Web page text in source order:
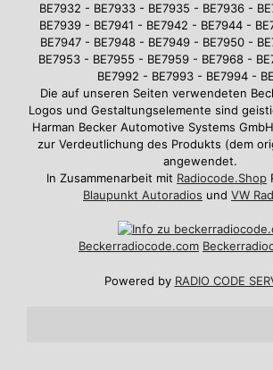
BE7932 - BE7933 - BE7935 - BE7936 -
BE7939 - BE7941 - BE7942 - BE7944 -
BE7947 - BE7948 - BE7949 - BE7950 -
BE7953 - BE7955 - BE7959 - BE7968 -
BE7992 - BE7993 - BE7994 -
Die auf unseren Seiten verwendeten
Logos und Gestaltungselemente sind
Harman Becker Automotive Systems
zur Verdeutlichung des Produkts (dem
angewendet.
In Zusammenarbeit mit Radiocode.Shop
Blaupunkt Autoradios und VW
Beckerradiocode.com
Powered by RADIO CODE